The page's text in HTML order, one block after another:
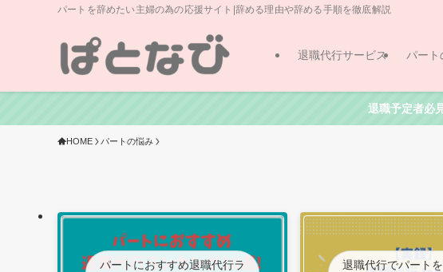
パートを辞めたい主婦の為の応援サイト|辞める理由や辞める手順を徹底解説
退職代行サービス パート
退職予定者必
HOME パートの悩み
パートにおすすめ退職代行ラ
退職代行でパート